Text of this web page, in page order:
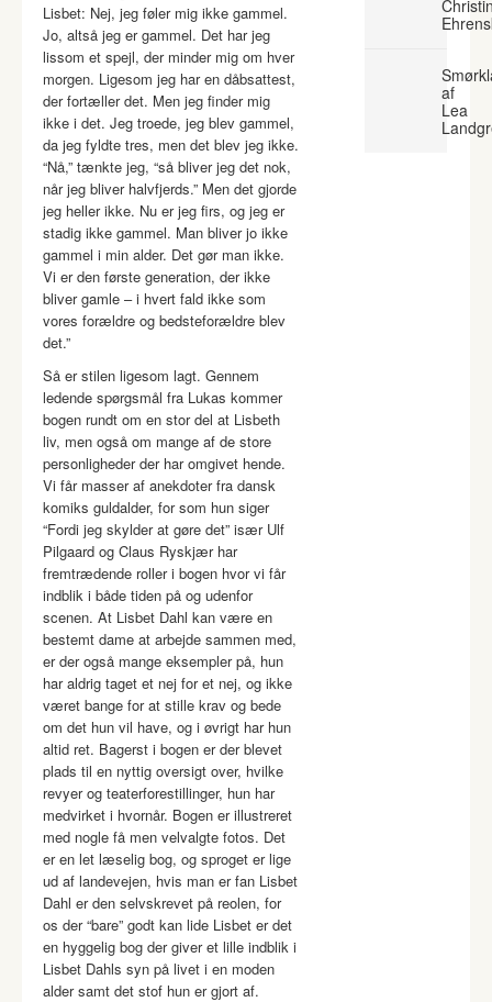
Lisbet: Nej, jeg føler mig ikke gammel.
Jo, altså jeg er gammel. Det har jeg
lissom et spejl, der minder mig om hver
morgen. Ligesom jeg har en dåbsattest,
der fortæller det. Men jeg finder mig
ikke i det. Jeg troede, jeg blev gammel,
da jeg fyldte tres, men det blev jeg ikke.
“Nå,” tænkte jeg, “så bliver jeg det nok,
når jeg bliver halvfjerds.” Men det gjorde
jeg heller ikke. Nu er jeg firs, og jeg er
stadig ikke gammel. Man bliver jo ikke
gammel i min alder. Det gør man ikke.
Vi er den første generation, der ikke
bliver gamle – i hvert fald ikke som
vores forældre og bedsteforældre blev
det.”
Så er stilen ligesom lagt. Gennem
ledende spørgsmål fra Lukas kommer
bogen rundt om en stor del at Lisbeth
liv, men også om mange af de store
personligheder der har omgivet hende.
Vi får masser af anekdoter fra dansk
komiks guldalder, for som hun siger
“Fordi jeg skylder at gøre det” især Ulf
Pilgaard og Claus Ryskjær har
fremtrædende roller i bogen hvor vi får
indblik i både tiden på og udenfor
scenen. At Lisbet Dahl kan være en
bestemt dame at arbejde sammen med,
er der også mange eksempler på, hun
har aldrig taget et nej for et nej, og ikke
været bange for at stille krav og bede
om det hun vil have, og i øvrigt har hun
altid ret. Bagerst i bogen er der blevet
plads til en nyttig oversigt over, hvilke
revyer og teaterforestillinger, hun har
medvirket i hvornår. Bogen er illustreret
med nogle få men velvalgte fotos. Det
er en let læselig bog, og sproget er lige
ud af landevejen, hvis man er fan Lisbet
Dahl er den selvskrevet på reolen, for
os der “bare” godt kan lide Lisbet er det
en hyggelig bog der giver et lille indblik i
Lisbet Dahls syn på livet i en moden
alder samt det stof hun er gjort af.
af
Lea